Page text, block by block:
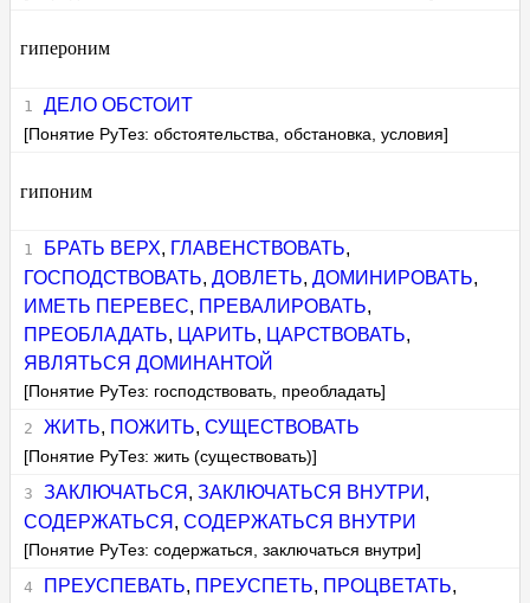
гипероним
ДЕЛО ОБСТОИТ
[Понятие РуТез: обстоятельства, обстановка, условия]
гипоним
БРАТЬ ВЕРХ, ГЛАВЕНСТВОВАТЬ,
ГОСПОДСТВОВАТЬ,ДОВЛЕТЬ,ДОМИНИРОВАТЬ,
ИМЕТЬ ПЕРЕВЕС, ПРЕВАЛИРОВАТЬ,
ПРЕОБЛАДАТЬ, ЦАРИТЬ, ЦАРСТВОВАТЬ,
ЯВЛЯТЬСЯ ДОМИНАНТОЙ
[Понятие РуТез: господствовать, преобладать]
ЖИТЬ, ПОЖИТЬ, СУЩЕСТВОВАТЬ
[Понятие РуТез: жить (существовать)]
ЗАКЛЮЧАТЬСЯ , ЗАКЛЮЧАТЬСЯ ВНУТРИ ,
СОДЕРЖАТЬСЯ ,СОДЕРЖАТЬСЯ ВНУТРИ
[Понятие РуТез: содержаться, заключаться внутри]
ПРЕУСПЕВАТЬ, ПРЕУСПЕТЬ, ПРОЦВЕТАТЬ,